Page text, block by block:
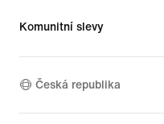
Komunitní slevy
Česká republika